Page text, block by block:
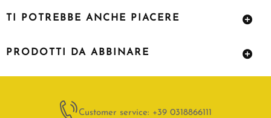
TI POTREBBE ANCHE PIACERE
PRODOTTI DA ABBINARE
Customer service: +39 0318866111